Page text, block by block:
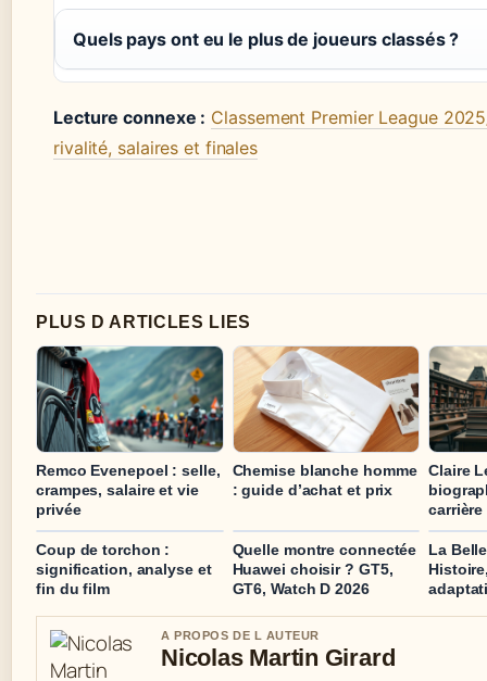
Quels pays ont eu le plus de joueurs classés ?
Lecture connexe : Classement Premier League
rivalité, salaires et finales
PLUS D ARTICLES LIES
Remco Evenepoel : selle,
crampes, salaire et vie
privée
Chemise blanche homme
: guide d’achat et prix
Claire
Coup de torchon :
signification, analyse et
fin du film
Quelle montre connectée
Huawei choisir ? GT5,
GT6, Watch D 2026
La
A PROPOS DE L AUTEUR
Nicolas Martin Girard